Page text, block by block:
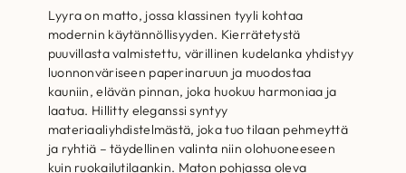
Lyyra on matto, jossa klassinen tyyli kohtaa
modernin käytännöllisyyden. Kierrätetystä
puuvillasta valmistettu, värillinen kudelanka yhdistyy
luonnonväriseen paperinaruun ja muodostaa
kauniin, elävän pinnan, joka huokuu harmoniaa ja
laatua. Hillitty eleganssi syntyy
materiaaliyhdistelmästä, joka tuo tilaan pehmeyttä
ja ryhtiä – täydellinen valinta niin olohuoneeseen
kuin ruokailutilaankin. Maton pohjassa oleva